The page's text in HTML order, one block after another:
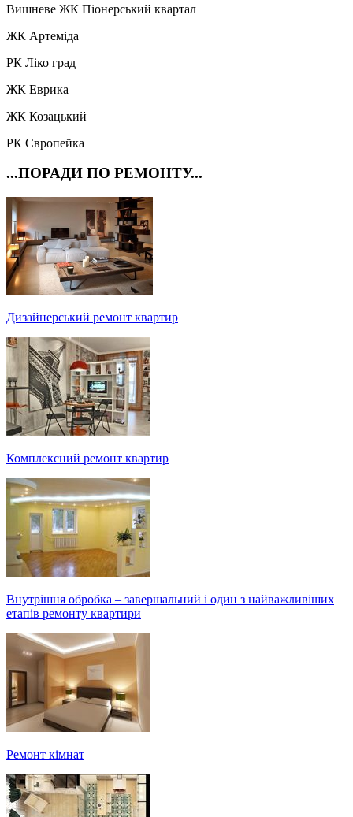
Вишневе ЖК Піонерський квартал
ЖК Артеміда
РК Ліко град
ЖК Еврика
ЖК Козацький
РК Європейка
...ПОРАДИ ПО РЕМОНТУ...
Дизайнерський ремонт квартир
Комплексний ремонт квартир
Внутрішня обробка – завершальний і один з найважливіших
етапів ремонту квартири
Ремонт кімнат